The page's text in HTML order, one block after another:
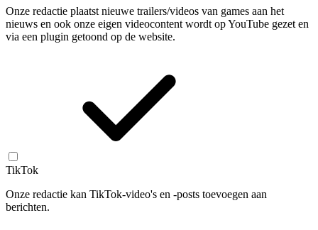
Onze redactie plaatst nieuwe trailers/videos van games aan het
nieuws en ook onze eigen videocontent wordt op YouTube gezet en
via een plugin getoond op de website.
TikTok
Onze redactie kan TikTok-video's en -posts toevoegen aan
berichten.